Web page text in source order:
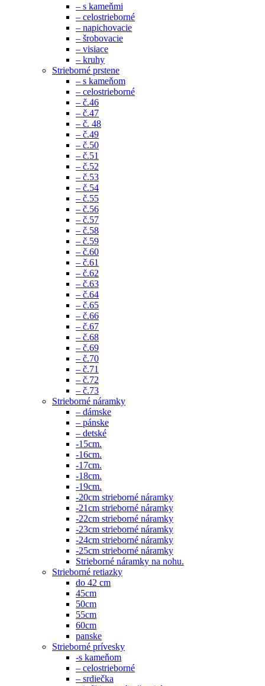
– s kameňmi
– celostrieborné
– napichovacie
– šrobovacie
– visiace
– kruhy
Strieborné prstene
– s kameňom
– celostrieborné
– č.46
– č.47
– č. 48
– č.49
– č.50
– č.51
– č.52
– č.53
– č.54
– č.55
– č.56
– č.57
– č.58
– č.59
– č.60
– č.61
– č.62
– č.63
– č.64
– č.65
– č.66
– č.67
– č.68
– č.69
– č.70
– č.71
– č.72
– č.73
Strieborné náramky
– dámske
– pánske
– detské
-15cm.
-16cm.
-17cm.
-18cm.
-19cm.
-20cm strieborné náramky
-21cm strieborné náramky
-22cm strieborné náramky
-23cm strieborné náramky
-24cm strieborné náramky
-25cm strieborné náramky
Strieborné náramky na nohu.
Strieborné retiazky
do 42 cm
45cm
50cm
55cm
60cm
panske
Strieborné prívesky
-s kameňom
– celostrieborné
– srdiečka